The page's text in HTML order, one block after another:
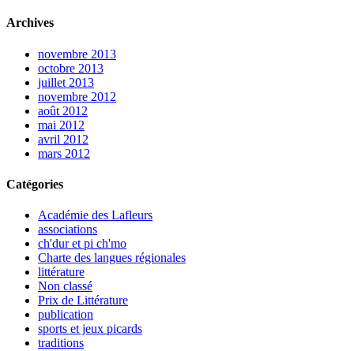
Archives
novembre 2013
octobre 2013
juillet 2013
novembre 2012
août 2012
mai 2012
avril 2012
mars 2012
Catégories
Académie des Lafleurs
associations
ch'dur et pi ch'mo
Charte des langues régionales
littérature
Non classé
Prix de Littérature
publication
sports et jeux picards
traditions